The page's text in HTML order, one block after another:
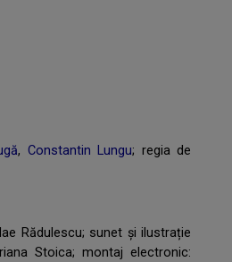
, Constantin Lungu; regia de
Rădulescu; sunet și ilustrație
Stoica; montaj electronic: